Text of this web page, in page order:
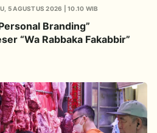
5 AGUSTUS 2026 | 10.10 WIB
Branding”
“Wa Rabbaka Fakabbir”